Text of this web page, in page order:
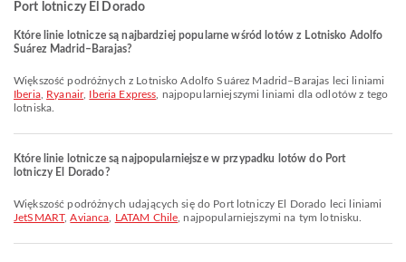
Port lotniczy El Dorado
Które linie lotnicze są najbardziej popularne wśród lotów z Lotnisko Adolfo
Suárez Madrid–Barajas?
Większość podróżnych z Lotnisko Adolfo Suárez Madrid–Barajas leci liniami
Iberia, Ryanair, Iberia Express , najpopularniejszymi liniami dla odlotów z tego
lotniska.
Które linie lotnicze są najpopularniejsze w przypadku lotów do Port
lotniczy El Dorado?
Większość podróżnych udających się do Port lotniczy El Dorado leci liniami
JetSMART,Avianca LATAM Chile , najpopularniejszymi na tym lotnisku.